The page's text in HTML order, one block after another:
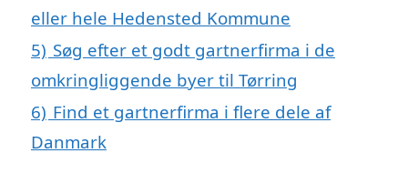
eller hele Hedensted Kommune
5) Søg efter et godt gartnerfirma i de
omkringliggende byer til Tørring
6) Find et gartnerfirma i flere dele af
Danmark